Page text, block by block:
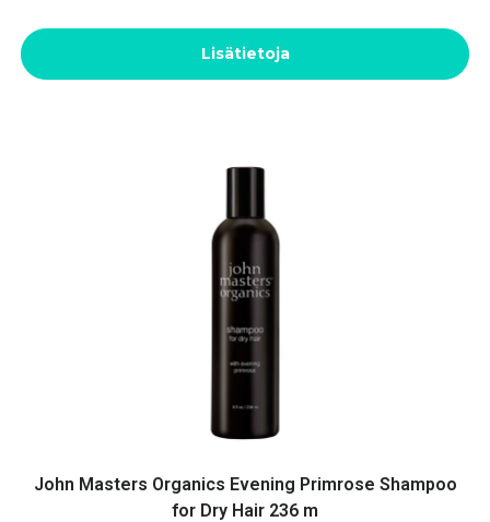
Lisätietoja
John Masters Organics Evening Primrose Shampoo
for Dry Hair 236 m